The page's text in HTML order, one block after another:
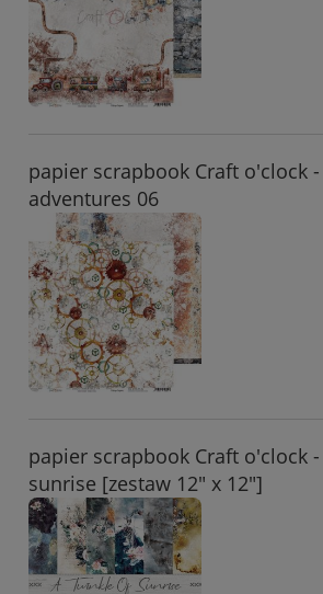
papier scrapbook Craft o'clock
adventures 06
papier scrapbook Craft o'clock
sunrise [zestaw 12" x 12"]